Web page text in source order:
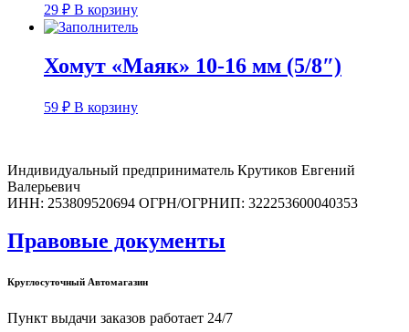
29 ₽ В корзину
Хомут «Маяк» 10-16 мм (5/8″)
59 ₽ В корзину
Индивидуальный предприниматель Крутиков Евгений
Валерьевич
ИНН: 253809520694 ОГРН/ОГРНИП: 322253600040353
Правовые документы
Круглосуточный Автомагазин
Пункт выдачи заказов работает 24/7